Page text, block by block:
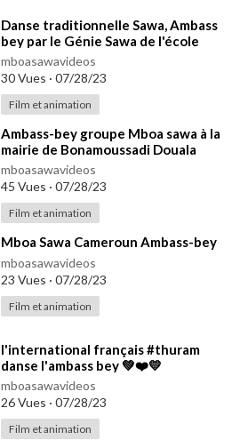
⁣Danse traditionnelle Sawa, Ambass
bey par le Génie Sawa de l'école
polytechnique de Douala
mboasawavideos
30 Vues · 07/28/23
Film et animation
⁣Ambass-bey groupe Mboa sawa à la
mairie de Bonamoussadi Douala
Cameroun 🇨🇲
mboasawavideos
45 Vues · 07/28/23
Film et animation
⁣Mboa Sawa Cameroun Ambass-bey
mboasawavideos
23 Vues · 07/28/23
Film et animation
⁣l'international français #thuram
danse l'ambass bey 💚❤️💛
mboasawavideos
26 Vues · 07/28/23
Film et animation